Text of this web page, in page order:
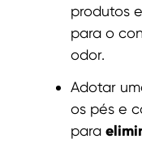
produtos
para o
odor.
Adotar
os pés e
para